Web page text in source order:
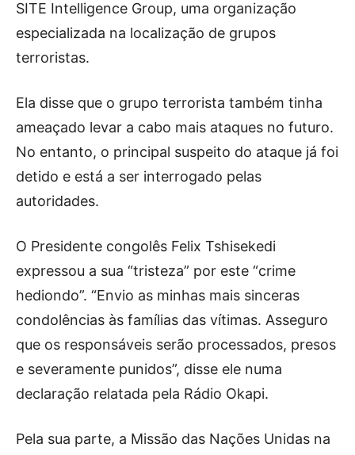
SITE Intelligence Group, uma organização
especializada na localização de grupos
terroristas.
Ela disse que o grupo terrorista também tinha
ameaçado levar a cabo mais ataques no futuro.
No entanto, o principal suspeito do ataque já foi
detido e está a ser interrogado pelas
autoridades.
O Presidente congolês Felix Tshisekedi
expressou a sua “tristeza” por este “crime
hediondo”. “Envio as minhas mais sinceras
condolências às famílias das vítimas. Asseguro
que os responsáveis serão processados, presos
e severamente punidos”, disse ele numa
declaração relatada pela Rádio Okapi.
Pela sua parte, a Missão das Nações Unidas na